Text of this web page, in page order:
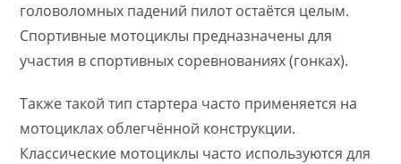
головоломных падений пилот остаётся целым.
Спортивные мотоциклы предназначены для
участия в спортивных соревнованиях (гонках).
Также такой тип стартера часто применяется на
мотоциклах облегчённой конструкции.
Классические мотоциклы часто используются для